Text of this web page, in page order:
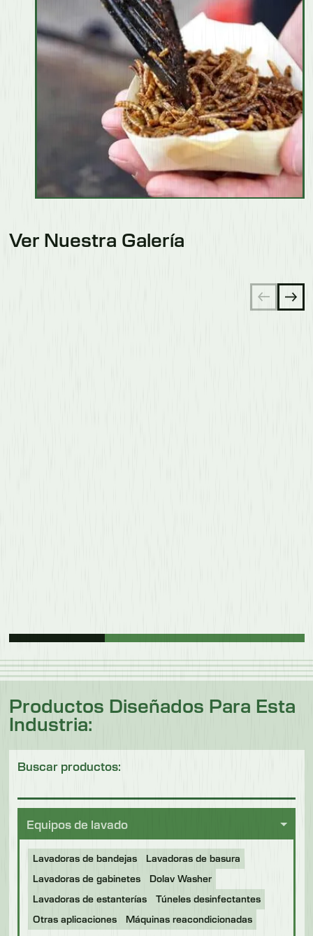
Ver Nuestra Galería
Productos Diseñados Para Esta
Industria:
Buscar productos:
Equipos de lavado
Lavadoras de bandejas
Lavadoras de basura
Lavadoras de gabinetes
Dolav Washer
Lavadoras de estanterías
Túneles desinfectantes
Otras aplicaciones
Máquinas reacondicionadas